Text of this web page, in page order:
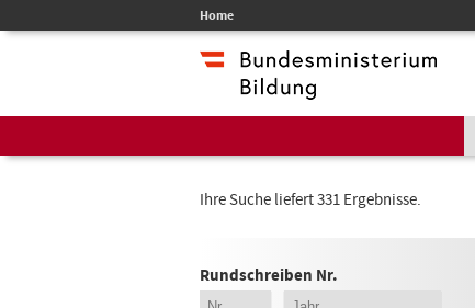
Home
Ihre Suche liefert 331 Ergebnisse.
Rundschreiben Nr.